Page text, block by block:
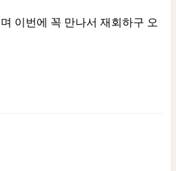
이번에 꼭 만나서 재회하구 오